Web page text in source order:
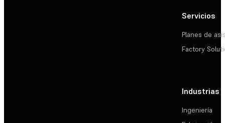
Servicios
Planes de
Factory
Industrias
Ingeniería